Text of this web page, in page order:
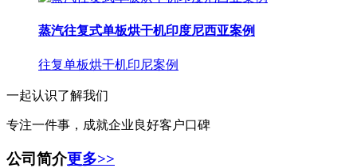
蒸汽往复式单板烘干机印度尼西亚案例
往复单板烘干机印尼案例
一起认识了解我们
专注一件事，成就企业良好客户口碑
公司简介更多>>